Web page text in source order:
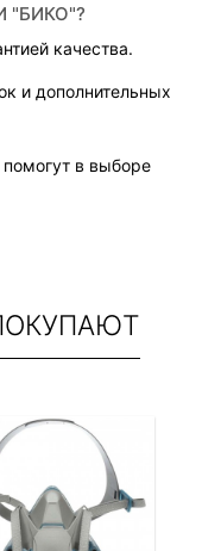
"БИКО"?
качества.
и дополнительных
в выборе